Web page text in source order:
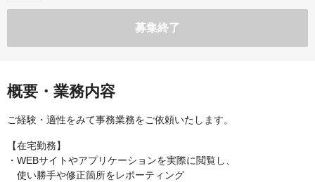
募集終了
概要・業務内容
ご経験・適性をみて事務業務をご依頼いたします。
【在宅勤務】
・WEBサイトやアプリケーションを実際に閲覧し、
使い勝手や修正箇所をレポーティング